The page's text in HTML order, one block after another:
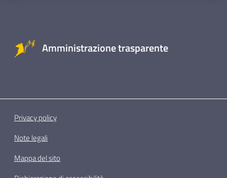
Amministrazione trasparente
Privacy policy
Note legali
Mappa del sito